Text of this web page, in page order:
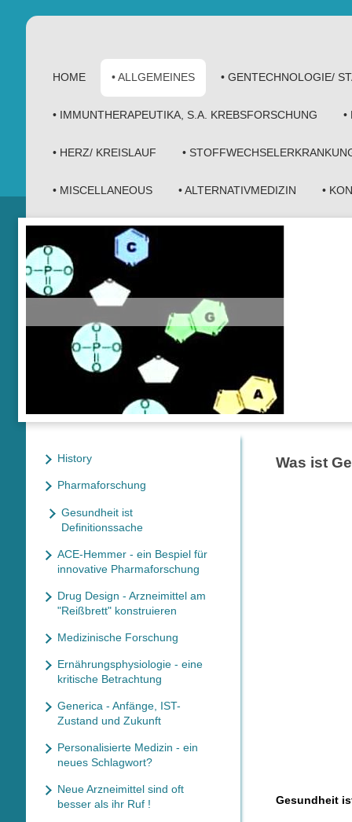
HOME • ALLGEMEINES • GENTECHNOLOGIE/
• IMMUNTHERAPEUTIKA, S.A. KREBSFORSCHUNG •
• HERZ/ KREISLAUF •
• MISCELLANEOUS • ALTERNATIVMEDIZIN •
Was ist
Gesundheit
History
Pharmaforschung
Gesundheit ist
Definitionssache
ACE-Hemmer - ein Bespiel für
innovative Pharmaforschung
Drug Design - Arzneimittel am
"Reißbrett" konstruieren
Medizinische Forschung
Ernährungsphysiologie - eine
kritische Betrachtung
Generica - Anfänge, IST-
Zustand und Zukunft
Personalisierte Medizin - ein
neues Schlagwort?
Neue Arzneimittel sind oft
besser als ihr Ruf !